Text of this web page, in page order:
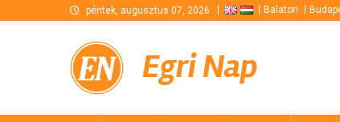
péntek, augusztus 07, 2026 Balaton
Egri Nap